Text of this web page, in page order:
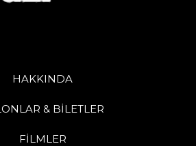
HAKKINDA
& BİLETLER
FİLMLER